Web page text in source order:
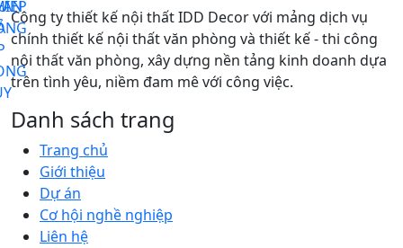
Công ty thiết kế nội thất IDD Decor với mảng dịch vụ
chính thiết kế nội thất văn phòng và thiết kế - thi công
nội thất văn phòng, xây dựng nền tảng kinh doanh dựa
trên tình yêu, niềm đam mê với công việc.
Danh sách trang
Trang chủ
Giới thiệu
Dự án
Cơ hội nghề nghiệp
Liên hệ